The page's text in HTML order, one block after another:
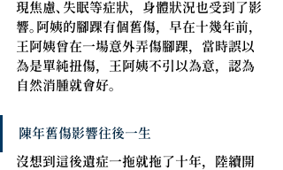
現焦慮、失眠等症狀，身體狀況也受到了影
響。阿姨的腳踝有個舊傷，早在十幾年前，
王阿姨曾在一場意外弄傷腳踝，當時誤以
為是單純扭傷，王阿姨不引以為意，認為
自然消腫就會好。
陳年舊傷影響往後一生
沒想到這後遺症一拖就拖了十年，陸續開